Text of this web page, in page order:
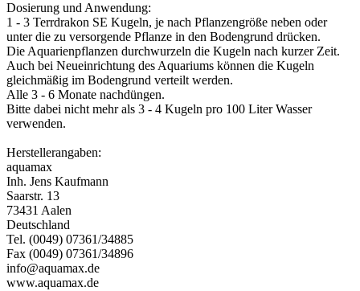
Dosierung und Anwendung:
1 - 3 Terrdrakon SE Kugeln, je nach Pflanzengröße neben oder
unter die zu versorgende Pflanze in den Bodengrund drücken.
Die Aquarienpflanzen durchwurzeln die Kugeln nach kurzer Zeit.
Auch bei Neueinrichtung des Aquariums können die Kugeln
gleichmäßig im Bodengrund verteilt werden.
Alle 3 - 6 Monate nachdüngen.
Bitte dabei nicht mehr als 3 - 4 Kugeln pro 100 Liter Wasser
verwenden.
Herstellerangaben:
aquamax
Inh. Jens Kaufmann
Saarstr. 13
73431 Aalen
Deutschland
Tel. (0049) 07361/34885
Fax (0049) 07361/34896
info@aquamax.de
www.aquamax.de